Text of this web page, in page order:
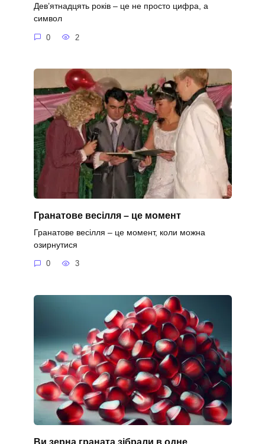
Дев’ятнадцять років – це не просто цифра, а
символ
0 2
Гранатове весілля – це момент
Гранатове весілля – це момент, коли можна
озирнутися
0 3
Ви зерна граната зібрали в одне